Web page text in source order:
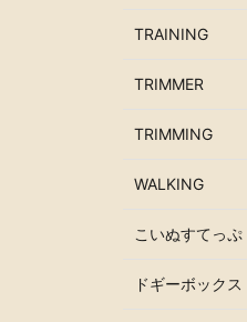
TRAINING
TRIMMER
TRIMMING
WALKING
こいぬすてっぷ
ドギーボックス